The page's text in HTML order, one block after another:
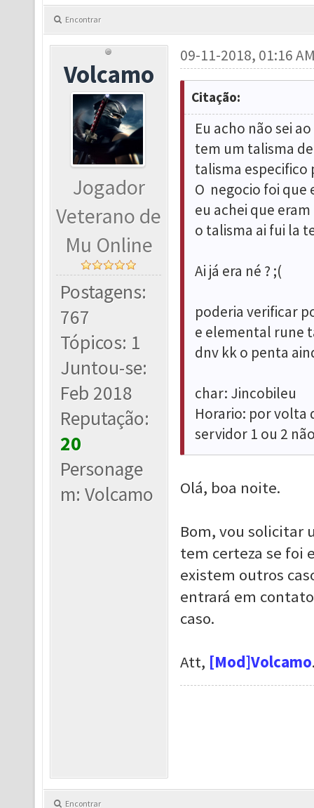
Encontrar
Volcamo
Jogador
Veterano de
Mu Online
Postagens:
767
Tópicos: 1
Juntou-se:
Feb 2018
Reputação:
20
Personage
m: Volcamo
09-11-2018, 01:16
Citação:
Eu acho não sei
tem um talisma
talisma especifico
O negocio foi que
eu achei que
o talisma ai fui la
Ai já era né ? ;(
poderia verificar
e elemental rune
dnv kk o penta
char: Jincobileu
Horario: por volta
servidor 1 ou 2
Olá, boa noite.
Bom, vou solicitar
tem certeza se foi
existem outros
entrará em
caso.
Att, [Mod]Volcamo
Encontrar